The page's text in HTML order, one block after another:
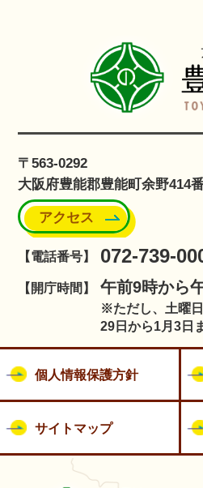
〒563-0292
大阪府豊能郡豊能町余野414
アクセス
【電話番号】 072-739-
【開庁時間】 午前9時から
※ただし、土曜
29日から1月3日
個人情報保護方針
サイトマップ